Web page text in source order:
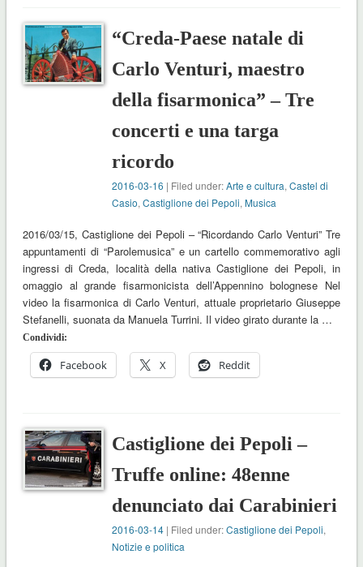
“Creda-Paese natale di
Carlo Venturi, maestro
della fisarmonica” – Tre
concerti e una targa
ricordo
2016-03-16 | Filed under:Arte e cultura,Castel di
Casio,Castiglione dei Pepoli,Musica
2016/03/15, Castiglione dei Pepoli – “Ricordando Carlo Venturi” Tre
appuntamenti di “Parolemusica” e un cartello commemorativo agli
ingressi di Creda, località della nativa Castiglione dei Pepoli, in
omaggio al grande fisarmonicista dell’Appennino bolognese Nel
video la fisarmonica di Carlo Venturi, attuale proprietario Giuseppe
Stefanelli, suonata da Manuela Turrini. Il video girato durante la …
Condividi:
Facebook X Reddit
Castiglione dei Pepoli –
Truffe online: 48enne
denunciato dai Carabinieri
2016-03-14 | Filed under:Castiglione dei Pepoli,
Notizie e politica